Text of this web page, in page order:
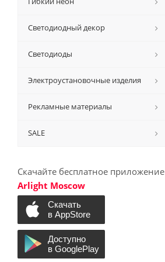
Светодиодный декор
Светодиоды
Электроустановочные изделия
Рекламные материалы
SALE
Скачайте бесплатное приложение
Arlight Moscow